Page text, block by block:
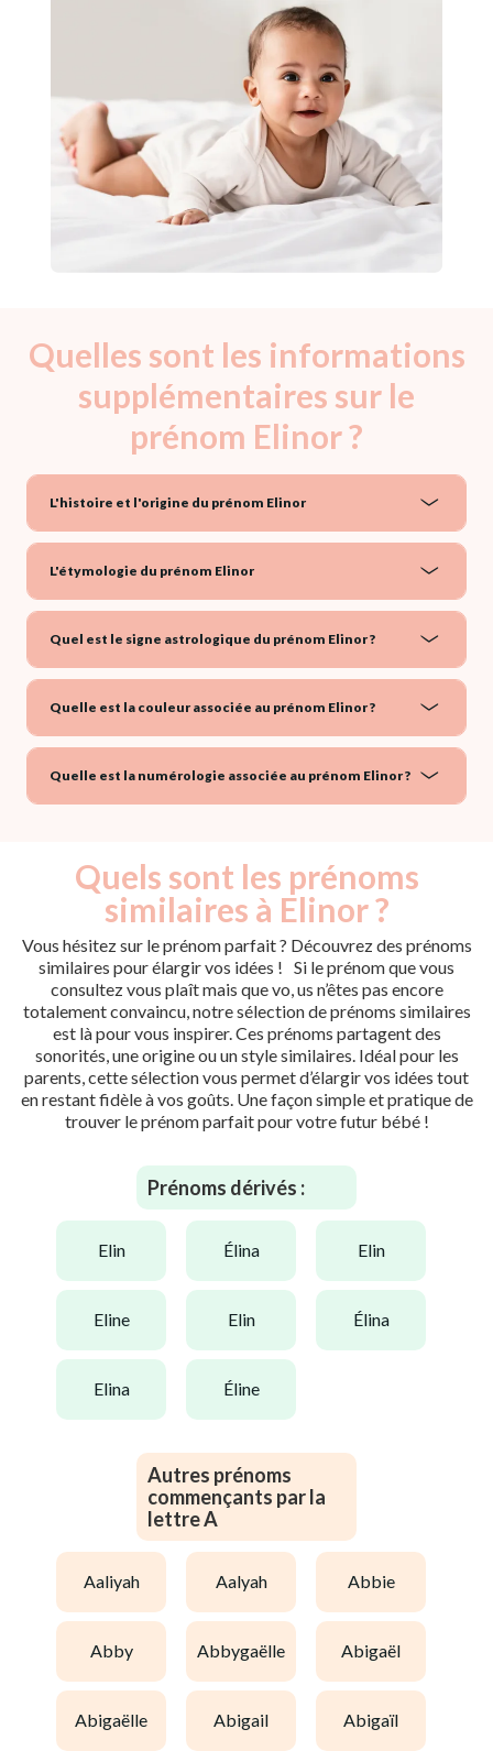
Quelles sont les informations
supplémentaires sur le
prénom Elinor ?
L'histoire et l'origine du prénom Elinor
L'étymologie du prénom Elinor
Quel est le signe astrologique du prénom Elinor ?
Quelle est la couleur associée au prénom Elinor ?
Quelle est la numérologie associée au prénom Elinor ?
Quels sont les prénoms
similaires à Elinor ?
Vous hésitez sur le prénom parfait ? Découvrez des prénoms
similaires pour élargir vos idées ! Si le prénom que vous
consultez vous plaît mais que vo, us n’êtes pas encore
totalement convaincu, notre sélection de prénoms similaires
est là pour vous inspirer. Ces prénoms partagent des
sonorités, une origine ou un style similaires. Idéal pour les
parents, cette sélection vous permet d’élargir vos idées tout
en restant fidèle à vos goûts. Une façon simple et pratique de
trouver le prénom parfait pour votre futur bébé !
Prénoms dérivés :
elin élina elin
eline elin élina
elina éline
Autres prénoms
commençants par la
lettre A
aaliyah aalyah abbie
abby abbygaëlle abigaël
abigaëlle abigail abigaïl